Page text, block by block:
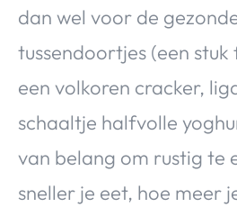
dan wel voor de
tussendoortjes (een
een volkoren cracker,
schaaltje halfvolle
van belang om rustig te
sneller je eet, hoe meer